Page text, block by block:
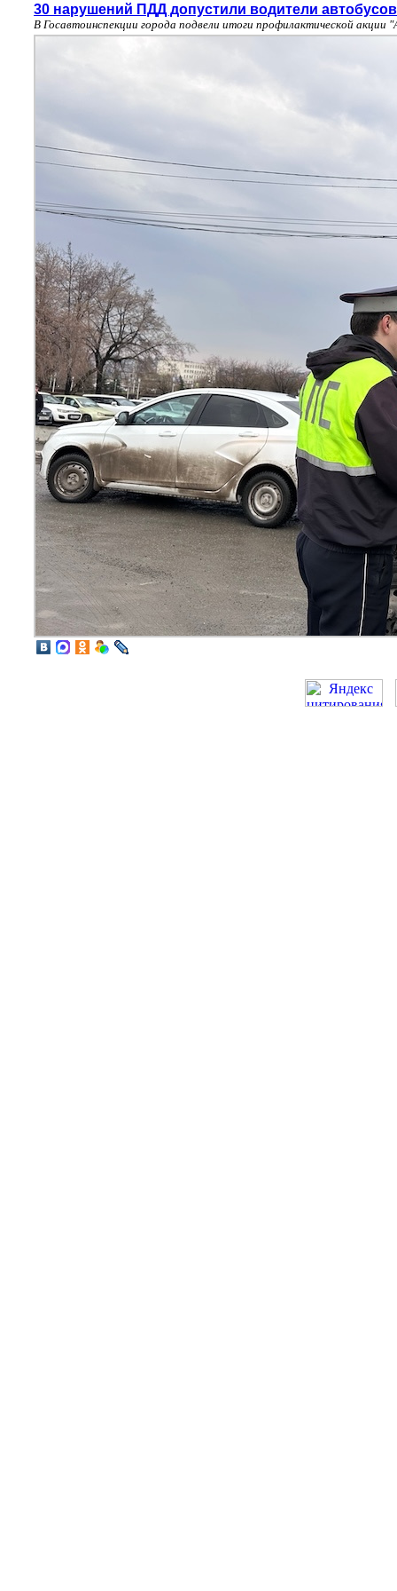
30 нарушений ПДД допустили водители
В Госавтоинспекции города подвели итоги профилактической акции